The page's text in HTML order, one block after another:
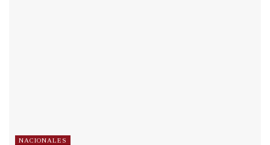
NACIONALES